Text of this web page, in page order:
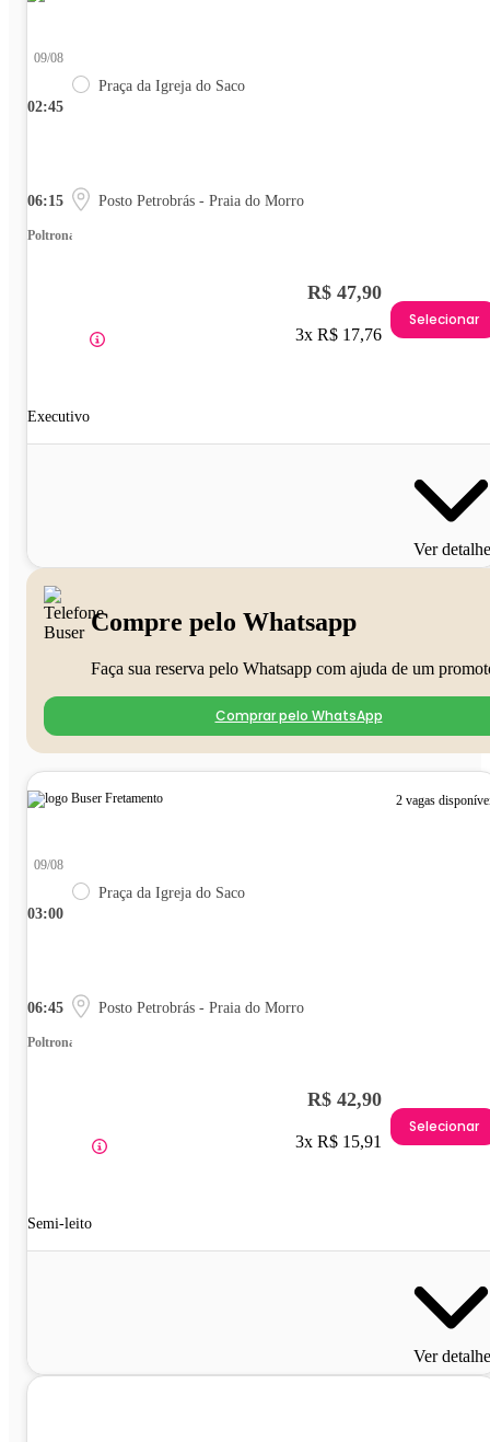
02:45
09/08
Praça da Igreja do Saco
06:15 Posto Petrobrás - Praia do Morro
Poltrona
Executivo
R$ 47,90
3x R$ 17,76
Selecionar
Ver
Compre pelo Whatsapp
Faça sua reserva pelo Whatsapp com ajuda de um
Comprar pelo WhatsApp
2 vagas
03:00
09/08
Praça da Igreja do Saco
06:45 Posto Petrobrás - Praia do Morro
Poltrona
Semi-leito
R$ 42,90
3x R$ 15,91
Selecionar
Ver